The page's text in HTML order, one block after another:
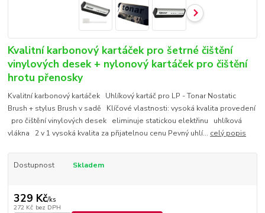
Kvalitní karbonový kartáček pro šetrné čištění
vinylových desek + nylonový kartáček pro čištění
hrotu přenosky
Kvalitní karbonový kartáček Uhlíkový kartáč pro LP - Tonar Nostatic
Brush + stylus Brush v sadě Klíčové vlastnosti: vysoká kvalita provedení
pro čištění vinylových desek eliminuje statickou elektřinu uhlíková
vlákna 2 v 1 vysoká kvalita za přijatelnou cenu Pevný uhlí... celý popis
Dostupnost Skladem
329 Kč/ks
272 Kč bez DPH